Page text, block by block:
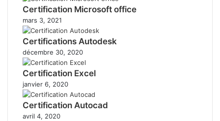
Certification Microsoft office
mars 3, 2021
Certifications Autodesk
décembre 30, 2020
Certification Excel
janvier 6, 2020
Certification Autocad
avril 4, 2020